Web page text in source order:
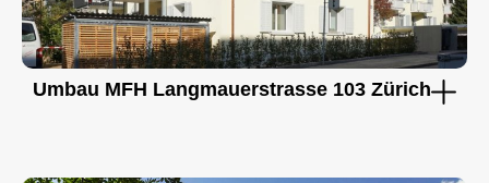
Umbau MFH Langmauerstrasse 103 Zürich